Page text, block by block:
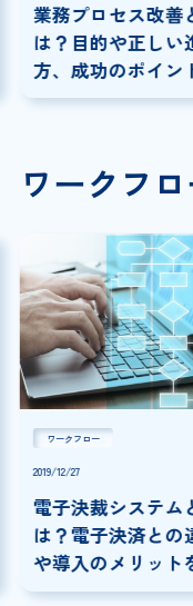
業務プロセス改善
は？目的や正しい
方、成功のポイン
解説
ワークフ
ワークフロー
2019/12/27
電子決裁システム
は？電子決済との
や導入のメリット
底解説